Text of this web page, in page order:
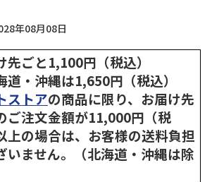
年08月08日
先ごと1,100円（税込）
・沖縄は1,650円（税込）
ストアの商品に限り、お届け先
ご注文金額が11,000円（税
上の場合は、お客様の送料負担
いません。（北海道・沖縄は除